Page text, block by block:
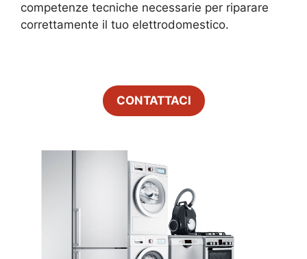
competenze tecniche necessarie per riparare
correttamente il tuo elettrodomestico.
CONTATTACI